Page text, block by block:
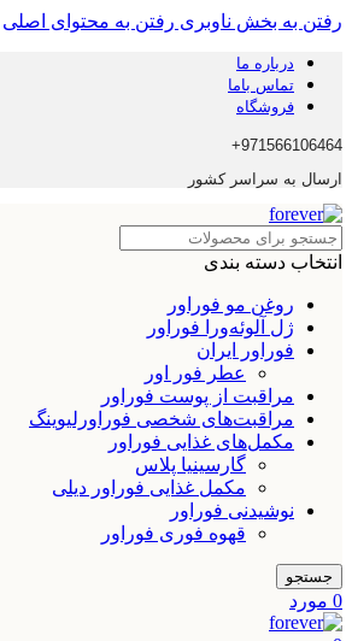
رفتن به بخش ناوبری رفتن به محتوای اصلی
درباره ما
تماس باما
فروشگاه
971566106464+
ارسال به سراسر کشور
انتخاب دسته بندی
روغن مو فوراور
ژل آلوئه‌ورا فوراور
فوراور ایران
عطر فور اور
مراقبت از پوست فوراور
مراقبت‌های شخصی فوراورلیوینگ
مکمل‌های غذایی فوراور
گارسینیا پلاس
مکمل غذایی فوراور دیلی
نوشیدنی فوراور
قهوه فوری فوراور
جستجو
0 مورد